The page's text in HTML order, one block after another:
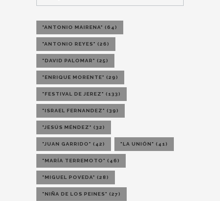
"ANTONIO MAIRENA" (64)
"ANTONIO REYES" (26)
"DAVID PALOMAR" (25)
"ENRIQUE MORENTE" (29)
"FESTIVAL DE JEREZ" (133)
"ISRAEL FERNANDEZ" (39)
"JESÚS MÉNDEZ" (32)
"JUAN GARRIDO" (42) "LA UNIÓN" (41)
"MARÍA TERREMOTO" (46)
"MIGUEL POVEDA" (28)
"NIÑA DE LOS PEINES" (27)